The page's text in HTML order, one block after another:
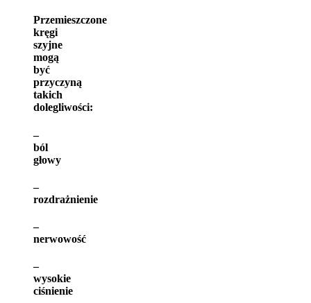
Przemieszczone
kręgi
szyjne
mogą
być
przyczyną
takich
dolegliwości:
–
ból
głowy
–
rozdrażnienie
–
nerwowość
–
wysokie
ciśnienie